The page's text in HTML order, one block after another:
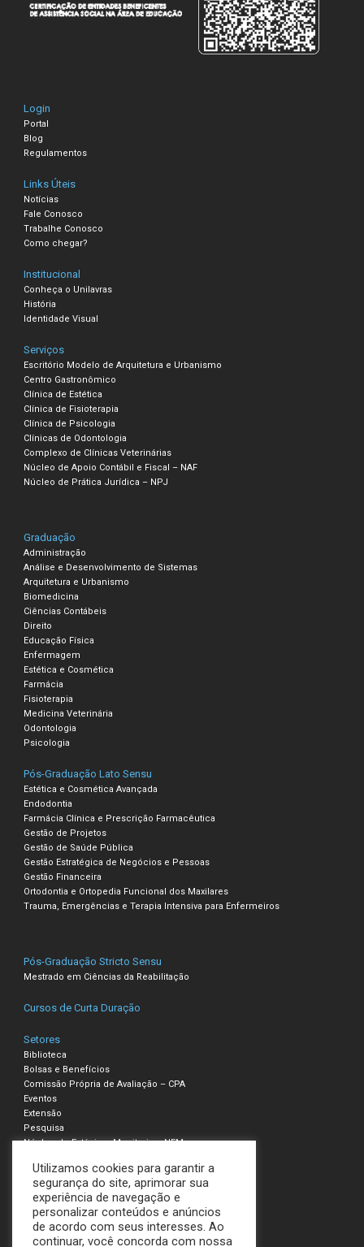
Login
Portal
Blog
Regulamentos
Links Úteis
Notícias
Fale Conosco
Trabalhe Conosco
Como chegar?
Institucional
Conheça o Unilavras
História
Identidade Visual
Serviços
Escritório Modelo de Arquitetura e Urbanismo
Centro Gastronômico
Clínica de Estética
Clínica de Fisioterapia
Clínica de Psicologia
Clínicas de Odontologia
Complexo de Clínicas Veterinárias
Núcleo de Apoio Contábil e Fiscal – NAF
Núcleo de Prática Jurídica – NPJ
Graduação
Administração
Análise e Desenvolvimento de Sistemas
Arquitetura e Urbanismo
Biomedicina
Ciências Contábeis
Direito
Educação Física
Enfermagem
Estética e Cosmética
Farmácia
Fisioterapia
Medicina Veterinária
Odontologia
Psicologia
Pós-Graduação Lato Sensu
Estética e Cosmética Avançada
Endodontia
Farmácia Clínica e Prescrição Farmacêutica
Gestão de Projetos
Gestão de Saúde Pública
Gestão Estratégica de Negócios e Pessoas
Gestão Financeira
Ortodontia e Ortopedia Funcional dos Maxilares
Trauma, Emergências e Terapia Intensiva para Enfermeiros
Pós-Graduação Stricto Sensu
Mestrado em Ciências da Reabilitação
Cursos de Curta Duração
Setores
Biblioteca
Bolsas e Benefícios
Comissão Própria de Avaliação – CPA
Eventos
Extensão
Pesquisa
Núcleo de Estágio e Monitoria – NEM
Compliance – Ouvidoria
Política de Privacidade e Cookies
Termos de Uso
Utilizamos cookies para garantir a
segurança do site, aprimorar sua
experiência de navegação e
personalizar conteúdos e anúncios
de acordo com seus interesses. Ao
continuar, você concorda com nossa